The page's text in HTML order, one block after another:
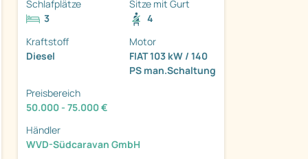
Schlafplätze
3
Sitze mit Gurt
4
Kraftstoff
Diesel
Motor
FIAT 103 kW / 140
PS man.Schaltung
Preisbereich
50.000 - 75.000 €
Händler
WVD-Südcaravan GmbH